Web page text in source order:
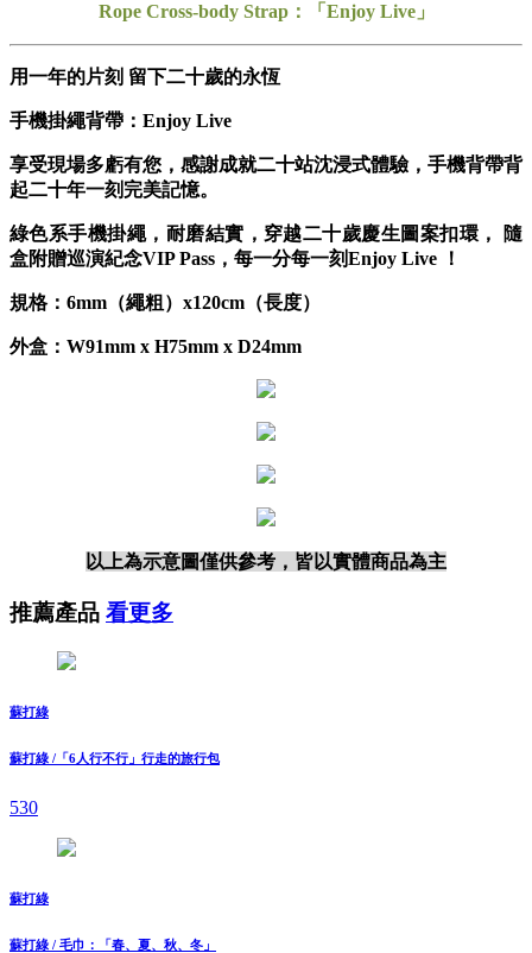
Rope Cross-body Strap：「Enjoy Live」
用一年的片刻 留下二十歲的永恆
手機掛繩背帶：Enjoy Live
享受現場多虧有您，感謝成就二十站沈浸式體驗，手機背帶背
起二十年一刻完美記憶。
綠色系手機掛繩，耐磨結實，穿越二十歲慶生圖案扣環， 隨
盒附贈巡演紀念VIP Pass，每一分每一刻Enjoy Live ！
規格：6mm（繩粗）x120cm（長度）
外盒：W91mm x H75mm x D24mm
以上為示意圖僅供參考，皆以實體商品為主
推薦產品 看更多
蘇打綠
蘇打綠 /「6人行不行」行走的旅行包
530
蘇打綠
蘇打綠 / 毛巾：「春、夏、秋、冬」